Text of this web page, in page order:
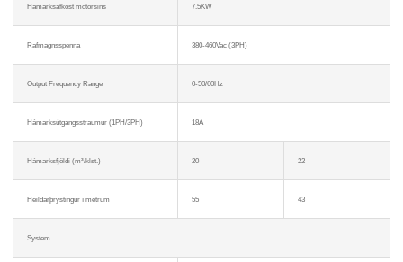
Hámarksafköst mótorsins 7.5KW
Rafmagnsspenna 380-460Vac (3PH)
Output Frequency Range 0-50/60Hz
Hámarksútgangsstraumur (1PH/3PH) 18A
Hámarksfjöldi (m³/klst.) 20 22
Heildarþrýstingur í metrum 55 43
System